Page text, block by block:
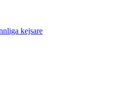
kejsare